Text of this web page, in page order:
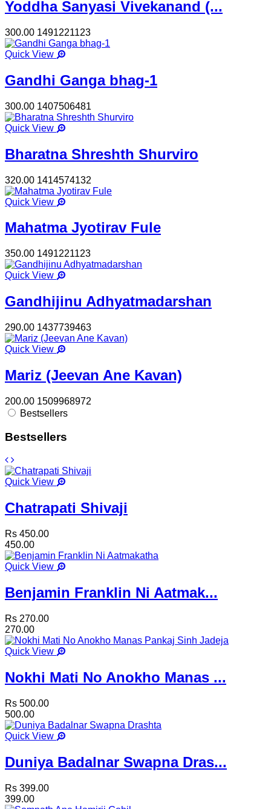
Yoddha Sanyasi Vivekanand (...
300.00 1491221123
Quick View
Gandhi Ganga bhag-1
300.00 1407506481
Quick View
Bharatna Shreshth Shurviro
320.00 1414574132
Quick View
Mahatma Jyotirav Fule
350.00 1491221123
Quick View
Gandhijinu Adhyatmadarshan
290.00 1437739463
Quick View
Mariz (Jeevan Ane Kavan)
200.00 1509968972
Bestsellers
Bestsellers
Quick View
Chatrapati Shivaji
Rs 450.00
450.00
Quick View
Benjamin Franklin Ni Aatmak...
Rs 270.00
270.00
Quick View
Nokhi Mati No Anokho Manas ...
Rs 500.00
500.00
Quick View
Duniya Badalnar Swapna Dras...
Rs 399.00
399.00